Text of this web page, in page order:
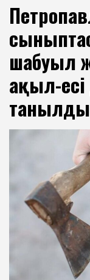
шабуыл
ақыл-
танылды